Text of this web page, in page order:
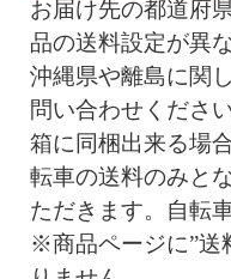
お届け先の都道府
品の送料設定が異
沖縄県や離島に関
問い合わせくださ
箱に同梱出来る場
転車の送料のみと
ただきます。自転
※商品ページに”送